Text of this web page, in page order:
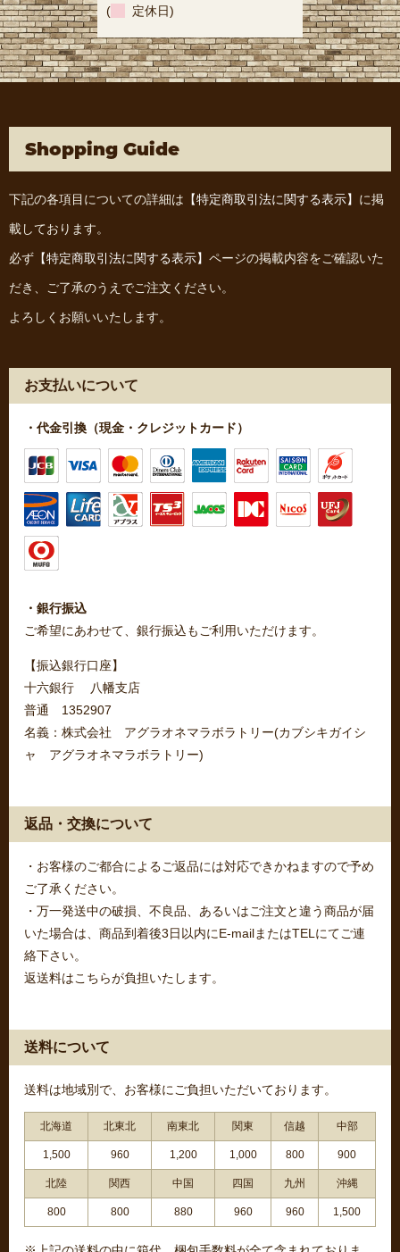
( 定休日)
Shopping Guide
下記の各項目についての詳細は 【特定商取引法に関する表示】 に掲
載しております。
必ず 【特定商取引法に関する表示】 ページの掲載内容をご確認いた
だき、ご了承のうえでご注文ください。
よろしくお願いいたします。
お支払いについて
・代金引換（現金・クレジットカード）
・銀行振込
ご希望にあわせて、銀行振込もご利用いただけます。
【振込銀行口座】
十六銀行 八幡支店
普通 1352907
名義：株式会社 アグラオネマラボラトリー(カブシキガイシ
ャ アグラオネマラボラトリー)
返品・交換について
・お客様のご都合によるご返品には対応できかねますので予め
ご了承ください。
・万一発送中の破損、不良品、あるいはご注文と違う商品が届
いた場合は、商品到着後3日以内にE-mailまたはTELにてご連
絡下さい。
返送料はこちらが負担いたします。
送料について
送料は地域別で、お客様にご負担いただいております。
北海道 北東北 南東北 関東 信越 中部
1,500 960 1,200 1,000 800 900
北陸 関西 中国 四国 九州 沖縄
800 800 880 960 960 1,500